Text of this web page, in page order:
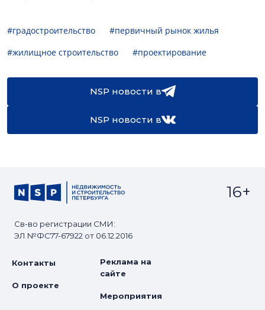
#градостроительство
#первичный рынок жилья
#жилищное строительство
#проектирование
NSP новости в
NSP новости в
Св-во регистрации СМИ:
ЭЛ №ФС77-67922 от 06.12.2016
16+
Контакты
О проекте
Реклама на
сайте
Мероприятия